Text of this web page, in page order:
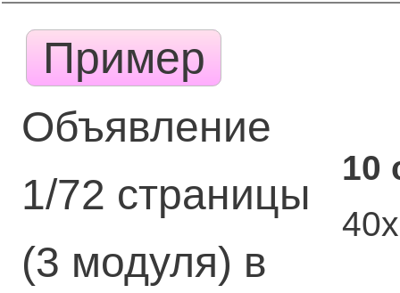
Пример
Объявление
1/72 страницы
(3 модуля) в
10